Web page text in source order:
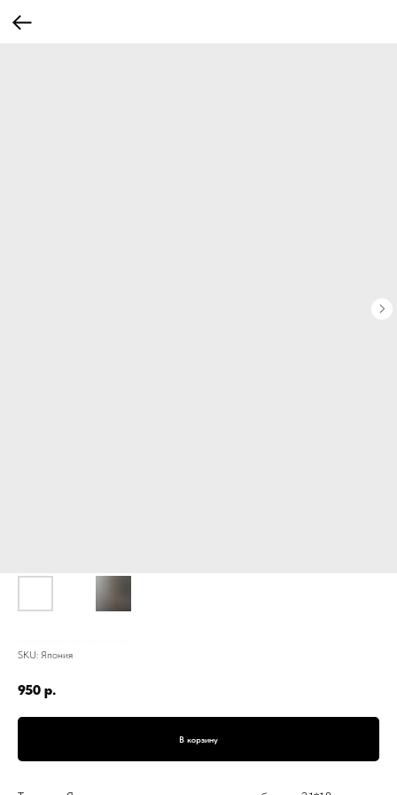
SKU: Япония
950 р.
В корзину